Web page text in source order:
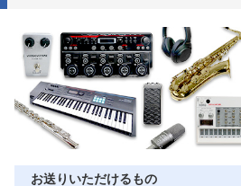
お送りいただけるもの